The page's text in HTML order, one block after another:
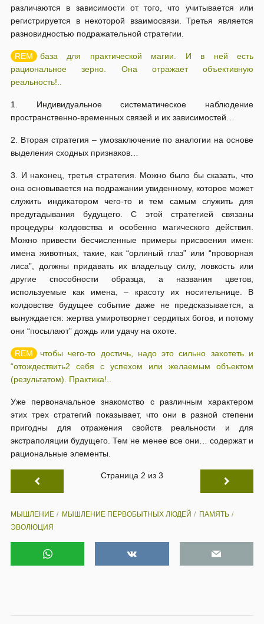
различаются в зависимости от того, что учитывается или
регистрируется в некоторой взаимосвязи. Третья является
разновидностью подражательной стратегии.
база для практической магии. И в ней есть
рациональное зерно. Она отражает объективную
реальность!..
1. Индивидуальное систематическое наблюдение
пространственно-временных связей и их зависимостей…
2. Вторая стратегия – умозаключение по аналогии на основе
выделения сходных признаков…
3. И наконец, третья стратегия. Можно было бы сказать, что
она основывается на подражании увиденному, которое может
служить индикатором чего-то и тем самым служить для
предугадывания будущего. С этой стратегией связаны
процедуры колдовства и особенно магического действия.
Можно привести бесчисленные примеры присвоения имен:
имена животных, такие, как “орлиный глаз” или “проворная
лиса”, должны придавать их владельцу силу, ловкость или
другие способности образца, а названия цветов,
используемые как имена, – красоту их носительнице. В
колдовстве будущее событие даже не предсказывается, а
вынуждается: жертва умиротворяет сердитых богов, и потому
они “посылают” дождь или удачу на охоте.
чтобы чего-то достичь, надо это сильно захотеть и
“отождествить2 себя с успехом или желаемым объектом
(результатом). Практика!..
Уже первоначальное знакомство с различным характером
этих трех стратегий показывает, что они в разной степени
пригодны для отражения свойств реальности и для
экстраполяции будущего. Тем не менее все они… содержат и
рациональные элементы.
Страница 2 из 3
МЫШЛЕНИЕ МЫШЛЕНИЕ ПЕРВОБЫТНЫХ ЛЮДЕЙ
ПАМЯТЬ
ЭВОЛЮЦИЯ